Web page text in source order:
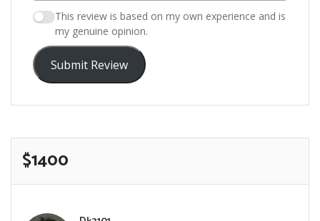
This review is based on my own experience and is
my genuine opinion.
Submit Review
$1400